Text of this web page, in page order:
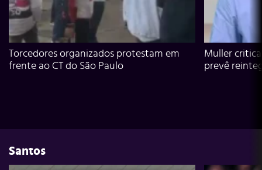
Torcedores organizados protestam em
frente ao CT do São Paulo
Muller
prevê
Santos